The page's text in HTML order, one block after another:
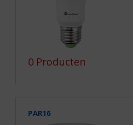
0 Producten
PAR16